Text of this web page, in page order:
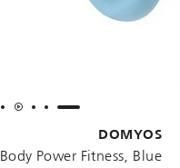
DOMYOS
Body Power Fitness, Blue